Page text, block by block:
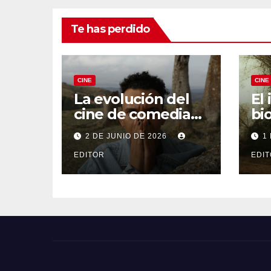
Te has perdido
CINE
La evolución del
cine de comedia
negra: De Fargo a
Knives Out
2 DE JUNIO DE 2026
EDITOR
CINE
El
1